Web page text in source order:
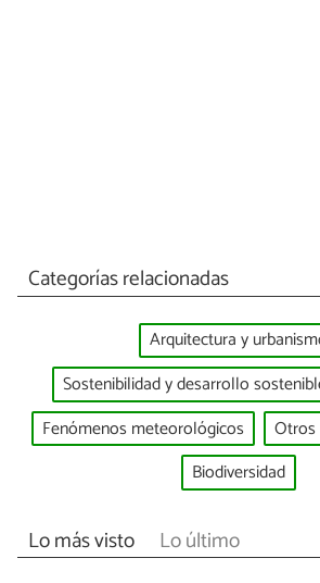
Categorías relacionadas
Arquitectura y
Sostenibilidad y desarrollo
Fenómenos meteorológicos
Biodiversidad
Lo más visto Lo último